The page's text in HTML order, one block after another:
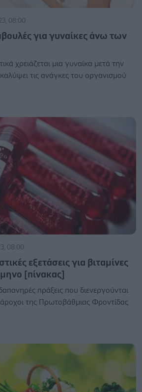
08:00
για γυναίκες άνω των
χρειάζεται μια γυναίκα μετά την
τις ανάγκες του οργανισμού
08:00
εξετάσεις για βιταμίνες
[πίνακας]
πράξεις που διενεργούνται
της Πρωτοβάθμιας Φροντίδας